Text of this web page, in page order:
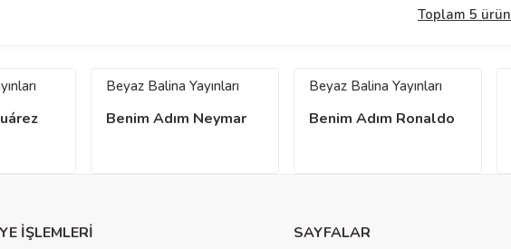
Toplam 5 ürün
Beyaz Balina Yayınları
Benim Adım Neymar
Beyaz Balina Yayınları
Benim Adım Ronaldo
İŞLEMLERİ SAYFALAR